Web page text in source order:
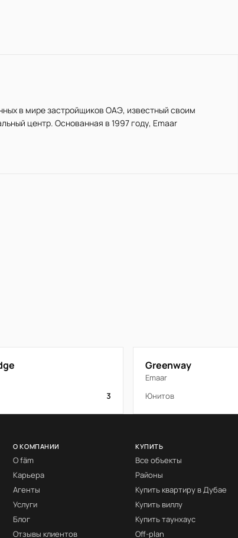
в мире застройщиков ОАЭ, известный своим
центр. Основанная в 1997 году, Emaar
3
Greenway
Emaar
Юнитов
О КОМПАНИИ
О fäm
Карьера
Агенты
Услуги
Блог
Отзывы клиентов
КУПИТЬ
Все объекты
Районы
Купить квартиру в Дубае
Купить виллу
Купить таунхаус
Off-plan